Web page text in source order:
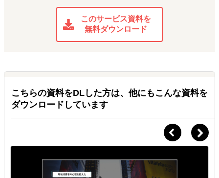
このサービス資料を
無料ダウンロード
こちらの資料をDLした方は、他にもこんな資料を
ダウンロードしています